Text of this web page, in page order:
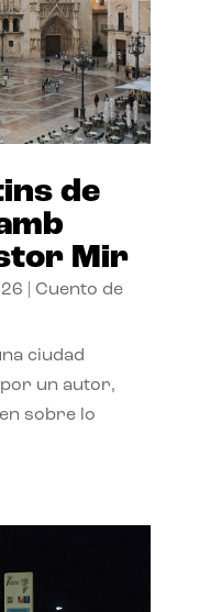
de
Mir
Cuento de
ciudad
por un autor,
sobre lo